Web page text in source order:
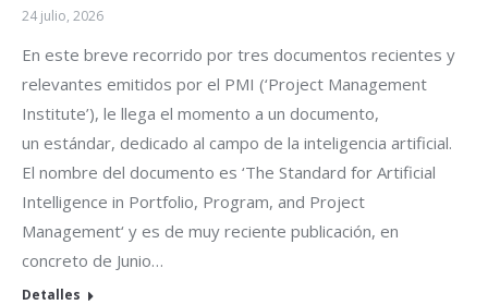
24 julio, 2026
En este breve recorrido por tres documentos recientes y
relevantes emitidos por el PMI (‘Project Management
Institute’), le llega el momento a un documento,
un estándar, dedicado al campo de la inteligencia artificial.
El nombre del documento es ‘The Standard for Artificial
Intelligence in Portfolio, Program, and Project
Management‘ y es de muy reciente publicación, en
concreto de Junio…
Detalles